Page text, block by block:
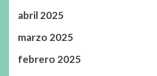
abril 2025
marzo 2025
febrero 2025